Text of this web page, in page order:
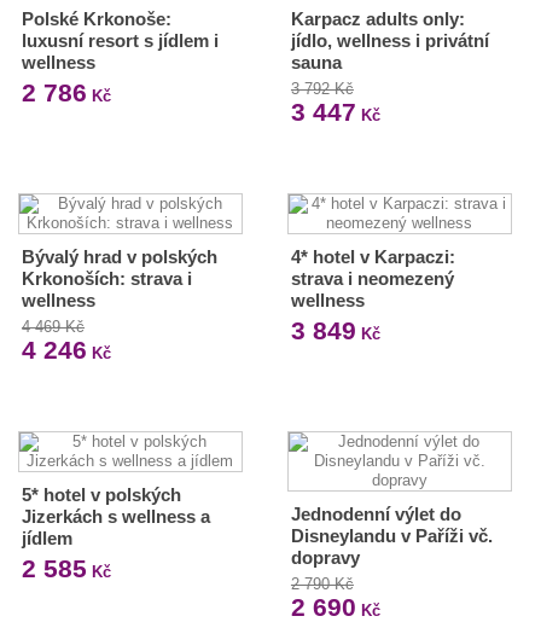
Polské Krkonoše:
luxusní resort s jídlem i
wellness
2 786 Kč
Karpacz adults only:
jídlo, wellness i privátní
sauna
3 792 Kč
3 447 Kč
Bývalý hrad v polských
Krkonoších: strava i
wellness
4 469 Kč
4 246 Kč
4* hotel v Karpaczi:
strava i neomezený
wellness
3 849 Kč
5* hotel v polských
Jizerkách s wellness a
jídlem
2 585 Kč
Jednodenní výlet do
Disneylandu v Paříži vč.
dopravy
2 790 Kč
2 690 Kč